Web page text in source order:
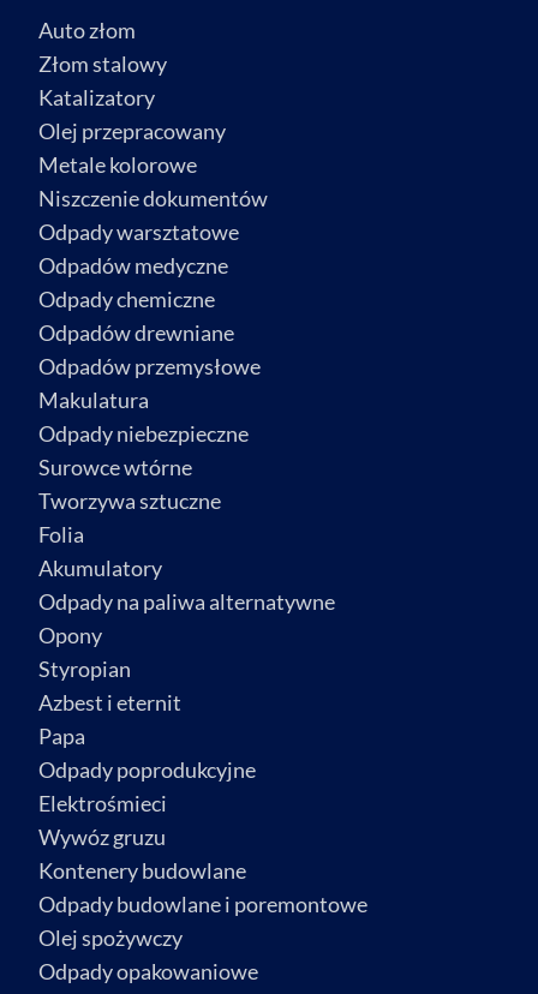
Auto złom
Złom stalowy
Katalizatory
Olej przepracowany
Metale kolorowe
Niszczenie dokumentów
Odpady warsztatowe
Odpadów medyczne
Odpady chemiczne
Odpadów drewniane
Odpadów przemysłowe
Makulatura
Odpady niebezpieczne
Surowce wtórne
Tworzywa sztuczne
Folia
Akumulatory
Odpady na paliwa alternatywne
Opony
Styropian
Azbest i eternit
Papa
Odpady poprodukcyjne
Elektrośmieci
Wywóz gruzu
Kontenery budowlane
Odpady budowlane i poremontowe
Olej spożywczy
Odpady opakowaniowe